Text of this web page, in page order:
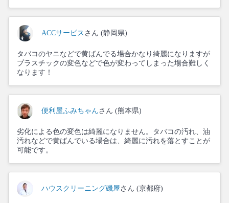
ACCサービス さん (静岡県)
タバコのヤニなどで黄ばんでる場合かなり綺麗になりますが
プラスチックの変色などで色が変わってしまった場合難しく
なります！
便利屋ふみちゃん さん (熊本県)
劣化による色の変色は綺麗になりません。タバコの汚れ、油
汚れなどで黄ばんでいる場合は、綺麗に汚れを落とすことが
可能です。
ハウスクリーニング磯屋 さん (京都府)